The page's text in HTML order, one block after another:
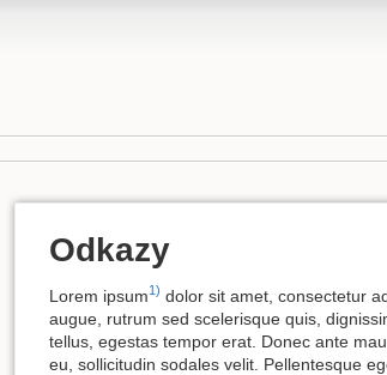
Odkazy
Lorem ipsum1) dolor sit amet, consectetur
augue, rutrum sed scelerisque quis,
tellus, egestas tempor erat. Donec ante
eu, sollicitudin sodales velit. Pellentesque